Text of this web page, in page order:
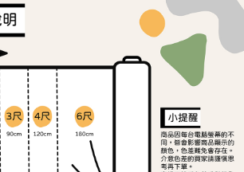
並確認金額後，即可完成結帳。
將收到繳費通知簡訊。
14天內，點擊此簡訊中的連結，可透過四大超商／
方式進行付款，方視為交易完成。
當下不需立刻繳費，但若您需要取消訂單，請聯絡
家同意取消之訂單仍視為有效，需透過AFTEE先享
先享後付 」之結帳頁面顯示為準，若有關於
取消欲退款等相關疑問，請聯繫「AFTEE先享後付
netprotections.freshdesk.com/support/home
含以上)免運費
含以上)免運費